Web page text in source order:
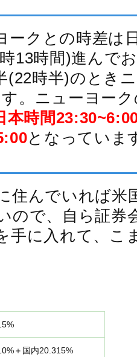
ークとの時差は
13時間)進んで
(22時半)のとき
。ニューヨー
本時間
となっていま
住んでいれば米
ので、自ら証券
手に入れて、こ
＋国内20.315%